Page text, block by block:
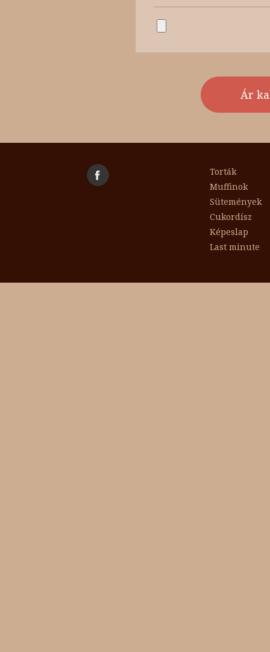
Torták
Muffinok
Sütemények
Cukordísz
Képeslap
Last minute